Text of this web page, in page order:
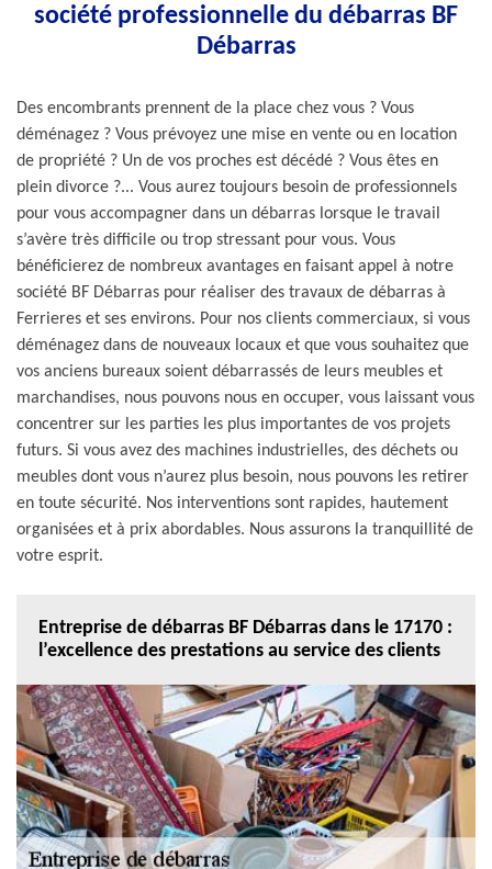
société professionnelle du débarras BF
Débarras
Des encombrants prennent de la place chez vous ? Vous
déménagez ? Vous prévoyez une mise en vente ou en location
de propriété ? Un de vos proches est décédé ? Vous êtes en
plein divorce ?... Vous aurez toujours besoin de professionnels
pour vous accompagner dans un débarras lorsque le travail
s’avère très difficile ou trop stressant pour vous. Vous
bénéficierez de nombreux avantages en faisant appel à notre
société BF Débarras pour réaliser des travaux de débarras à
Ferrieres et ses environs. Pour nos clients commerciaux, si vous
déménagez dans de nouveaux locaux et que vous souhaitez que
vos anciens bureaux soient débarrassés de leurs meubles et
marchandises, nous pouvons nous en occuper, vous laissant vous
concentrer sur les parties les plus importantes de vos projets
futurs. Si vous avez des machines industrielles, des déchets ou
meubles dont vous n’aurez plus besoin, nous pouvons les retirer
en toute sécurité. Nos interventions sont rapides, hautement
organisées et à prix abordables. Nous assurons la tranquillité de
votre esprit.
Entreprise de débarras BF Débarras dans le 17170 :
l’excellence des prestations au service des clients